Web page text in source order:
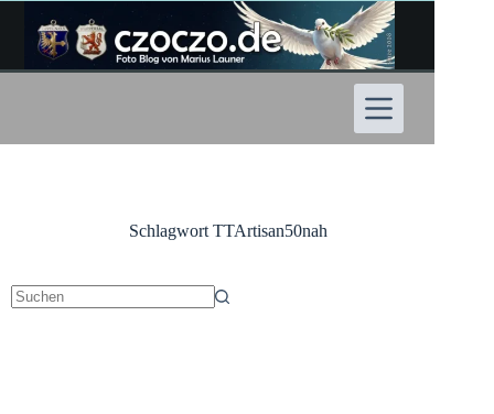
Inhalt
springen
Schlagwort TTArtisan50nah